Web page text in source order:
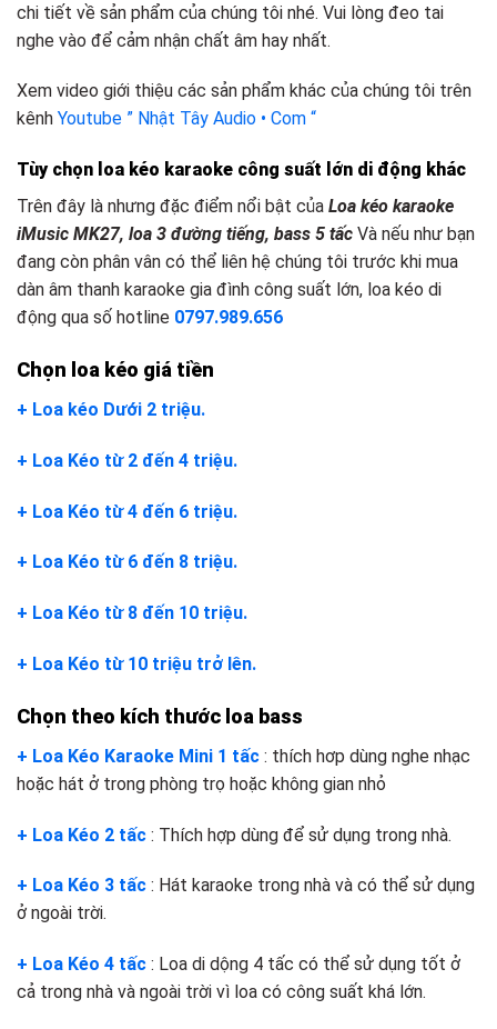
chi tiết về sản phẩm của chúng tôi nhé. Vui lòng đeo tai
nghe vào để cảm nhận chất âm hay nhất.
Xem video giới thiệu các sản phẩm khác của chúng tôi trên
kênh Youtube ” Nhật Tây Audio • Com “
Tùy chọn loa kéo karaoke công suất lớn d i động khác
Trên đây là nhưng đặc điểm nổi bật của Loa kéo karaoke
iMusic MK27, loa 3 đường tiếng, bass 5 tấc Và nếu như bạn
đang còn phân vân có thể liên hệ chúng tôi trước khi mua
dàn âm thanh karaoke gia đình công suất lớn, loa kéo di
động qua số hotline 0797.989.656
Chọn loa kéo giá tiền
+ Loa kéo Dưới 2 triệu.
+ Loa Kéo từ 2 đến 4 triệu.
+ Loa Kéo từ 4 đến 6 triệu.
+ Loa Kéo từ 6 đến 8 triệu.
+ Loa Kéo từ 8 đến 10 triệu.
+ Loa Kéo từ 10 triệu trở lên.
Chọn theo kích thước loa bass
+ Loa Kéo Karaoke Mini 1 tấc : thích hơp dùng nghe nhạc
hoặc hát ở trong phòng trọ hoặc không gian nhỏ
+ Loa Kéo 2 tấc : Thích hợp dùng để sử dụng trong nhà.
+ Loa Kéo 3 tấc : Hát karaoke trong nhà và có thể sử dụng
ở ngoài trời.
+ Loa Kéo 4 tấc : Loa di dộng 4 tấc có thể sử dụng tốt ở
cả trong nhà và ngoài trời vì loa có công suất khá lớn.